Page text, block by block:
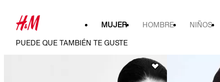
MUJER HOMBRE NIÑOS
PUEDE QUE TAMBIÉN TE GUSTE